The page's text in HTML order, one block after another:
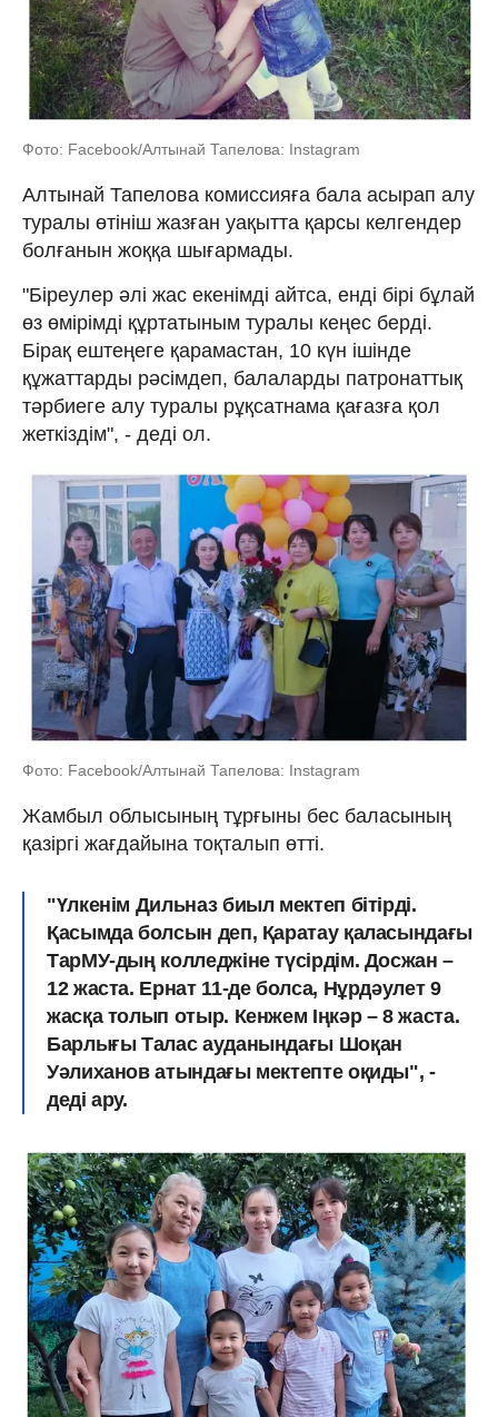
Фото: Facebook/Алтынай Тапелова: Instagram
Алтынай Тапелова комиссияға бала асырап алу
туралы өтініш жазған уақытта қарсы келгендер
болғанын жоққа шығармады.
"Біреулер әлі жас екенімді айтса, енді бірі бұлай
өз өмірімді құртатыным туралы кеңес берді.
Бірақ ештеңеге қарамастан, 10 күн ішінде
құжаттарды рәсімдеп, балаларды патронаттық
тәрбиеге алу туралы рұқсатнама қағазға қол
жеткіздім", - деді ол.
Фото: Facebook/Алтынай Тапелова: Instagram
Жамбыл облысының тұрғыны бес баласының
қазіргі жағдайына тоқталып өтті.
"Үлкенім Дильназ биыл мектеп бітірді.
Қасымда болсын деп, Қаратау қаласындағы
ТарМУ-дың колледжіне түсірдім. Досжан –
12 жаста. Ернат 11-де болса, Нұрдәулет 9
жасқа толып отыр. Кенжем Іңкәр – 8 жаста.
Барлығы Талас ауданындағы Шоқан
Уәлиханов атындағы мектепте оқиды", -
деді ару.